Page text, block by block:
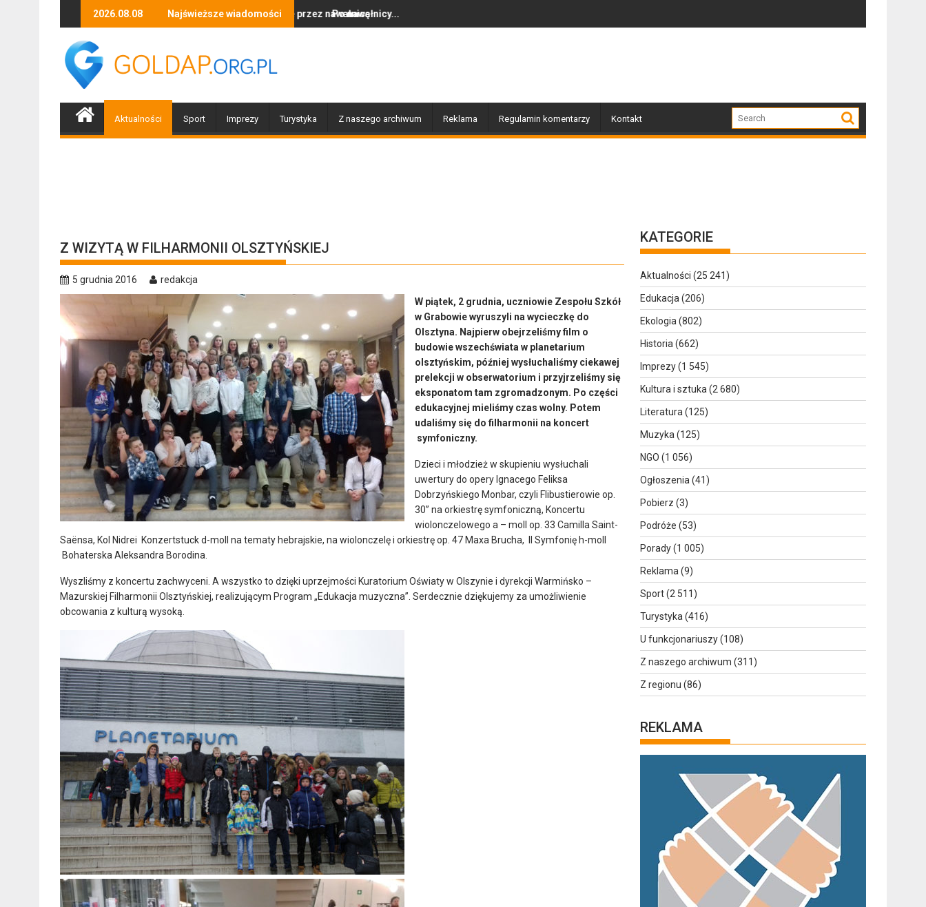
2026.08.08 Najświeższe wiadomości
i niezapomnianych emocji!
Uwaga! Usuwamy drzewa uszkodzone przez nawałnicę
Po nawałnicy...
Aktualności Sport Imprezy Turystyka Z naszego archiwum Reklama Regulamin komentarzy Kontakt
Z WIZYTĄ W FILHARMONII OLSZTYŃSKIEJ
5 grudnia 2016
redakcja
W piątek, 2 grudnia, uczniowie Zespołu Szkół
w Grabowie wyruszyli na wycieczkę do
Olsztyna. Najpierw obejrzeliśmy film o
budowie wszechświata w planetarium
olsztyńskim, później wysłuchaliśmy ciekawej
prelekcji w obserwatorium i przyjrzeliśmy się
eksponatom tam zgromadzonym. Po części
edukacyjnej mieliśmy czas wolny. Potem
udaliśmy się do filharmonii na koncert
symfoniczny.
Dzieci i młodzież w skupieniu wysłuchali
uwertury do opery Ignacego Feliksa
Dobrzyńskiego Monbar, czyli Flibustierowie op.
30” na orkiestrę symfoniczną, Koncertu
wiolonczelowego a – moll op. 33 Camilla Saint-
Saënsa, Kol Nidrei Konzertstuck d-moll na tematy hebrajskie, na wiolonczelę i orkiestrę op. 47 Maxa Brucha, II Symfonię h-moll
Bohaterska Aleksandra Borodina.
Wyszliśmy z koncertu zachwyceni. A wszystko to dzięki uprzejmości Kuratorium Oświaty w Olszynie i dyrekcji Warmińsko –
Mazurskiej Filharmonii Olsztyńskiej, realizującym Program „Edukacja muzyczna”. Serdecznie dziękujemy za umożliwienie
obcowania z kulturą wysoką.
KATEGORIE
Aktualności (25 241)
Edukacja (206)
Ekologia (802)
Historia (662)
Imprezy(1 545)
Kultura i sztuka (2 680)
Literatura (125)
Muzyka (125)
NGO (1 056)
Ogłoszenia (41)
Pobierz (3)
Podróże (53)
Porady(1 005)
Reklama (9)
Sport(2 511)
Turystyka (416)
U funkcjonariuszy(108)
Z naszego archiwum (311)
Z regionu (86)
REKLAMA